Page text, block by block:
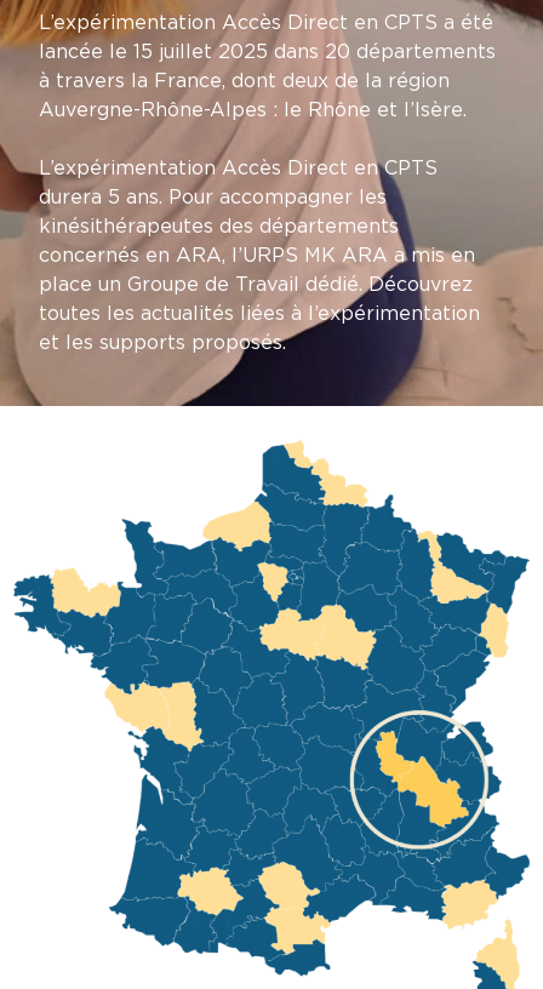
L’expérimentation Accès Direct en CPTS a été
lancée le 15 juillet 2025 dans 20 départements
à travers la France, dont deux de la région
Auvergne-Rhône-Alpes : le Rhône et l’Isère.
L’expérimentation Accès Direct en CPTS
durera 5 ans. Pour accompagner les
kinésithérapeutes des départements
concernés en ARA, l’URPS MK ARA a mis en
place un Groupe de Travail dédié. Découvrez
toutes les actualités liées à l’expérimentation
et les supports proposés.